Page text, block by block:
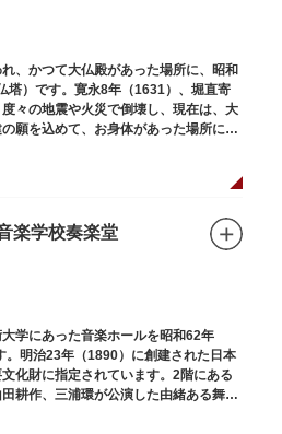
、かつて大仏殿があった場所に、昭和
塔）です。寛永8年（1631）、堀直寄
々の地震や火災で倒壊し、現在は、大
願を込めて、お身体があった場所にパ
楽学校奏楽堂
学にあった音楽ホールを昭和62年
。明治23年（1890）に創建された日本
化財に指定されています。2階にある
耕作、三浦環が公演した由緒ある舞台